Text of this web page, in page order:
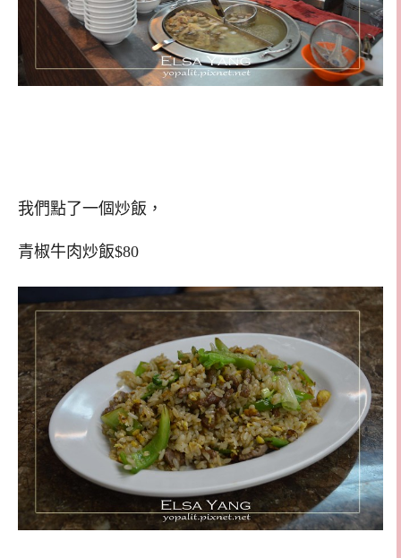
我們點了一個炒飯，
青椒牛肉炒飯$80